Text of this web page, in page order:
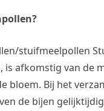
stuifmeelpollen
is afkomstig van de
bloem. Bij het
de bijen